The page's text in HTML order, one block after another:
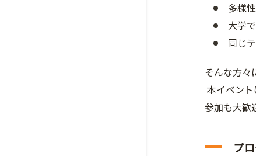
多様
大学
同じ
そんな方々
本イベン
参加も大歓
プ